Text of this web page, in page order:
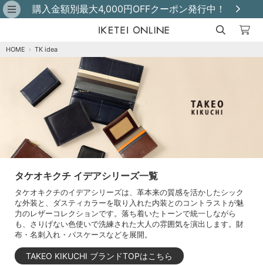
購入金額別最大4,000円OFFクーポン発行中！
HOME › TK idea
タケオキクチ イデアシリーズ一覧
タケオキクチのイデアシリーズは、革本来の質感を活かしたシック
な外装と、ダスティカラーを取り入れた内装とのコントラストが魅
力のレザーコレクションです。落ち着いたトーンで統一しながら
も、さりげない色使いで洗練された大人の雰囲気を演出します。財
布・名刺入れ・パスケースなどを展開。
TAKEO KIKUCHI ブランドTOPはこちら